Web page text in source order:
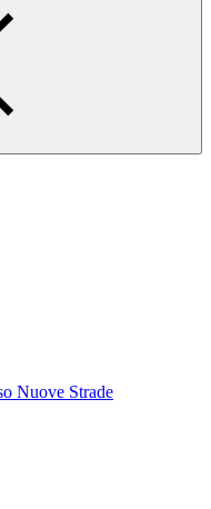
Nuove Strade